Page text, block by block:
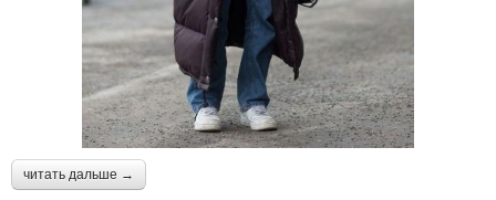
читать дальше →